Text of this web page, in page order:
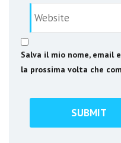
Salva il mio nome, email
la prossima volta che